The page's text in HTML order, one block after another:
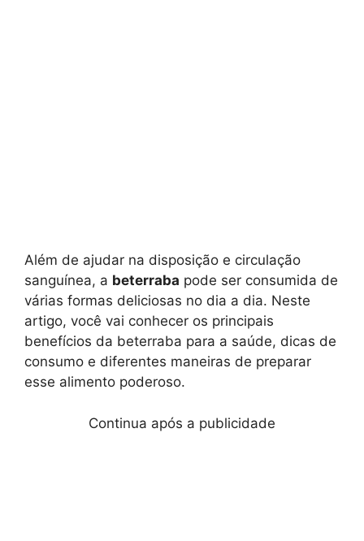
Além de ajudar na disposição e circulação
sanguínea, a beterraba pode ser consumida de
várias formas deliciosas no dia a dia. Neste
artigo, você vai conhecer os principais
benefícios da beterraba para a saúde, dicas de
consumo e diferentes maneiras de preparar
esse alimento poderoso.
Continua após a publicidade